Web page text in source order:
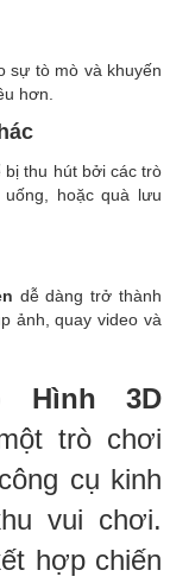
sự tò mò và khuyến
hơn.
bị thu hút bởi các trò
hoặc quà lưu
dễ dàng trở thành
ảnh, quay video và
Hình 3D
trò chơi
cụ kinh
vui chơi.
hợp chiến